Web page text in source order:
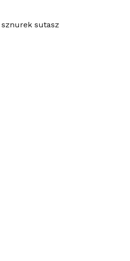
sznurek sutasz